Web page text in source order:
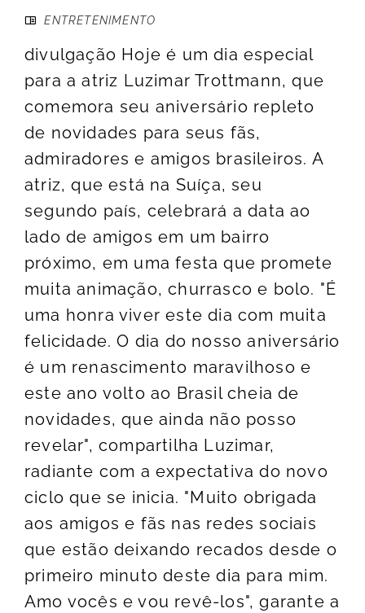
ENTRETENIMENTO
divulgação Hoje é um dia especial
para a atriz Luzimar Trottmann, que
comemora seu aniversário repleto
de novidades para seus fãs,
admiradores e amigos brasileiros. A
atriz, que está na Suíça, seu
segundo país, celebrará a data ao
lado de amigos em um bairro
próximo, em uma festa que promete
muita animação, churrasco e bolo. "É
uma honra viver este dia com muita
felicidade. O dia do nosso aniversário
é um renascimento maravilhoso e
este ano volto ao Brasil cheia de
novidades, que ainda não posso
revelar", compartilha Luzimar,
radiante com a expectativa do novo
ciclo que se inicia. "Muito obrigada
aos amigos e fãs nas redes sociais
que estão deixando recados desde o
primeiro minuto deste dia para mim.
Amo vocês e vou revê-los", garante a